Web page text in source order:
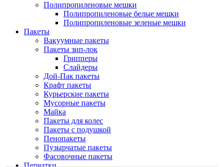
Полипропиленовые мешки
Полипропиленовые белые мешки
Полипропиленовые зеленые мешки
Пакеты
Вакуумные пакеты
Пакеты зип-лок
Грипперы
Слайдеры
Дой-Пак пакеты
Крафт пакеты
Курьерские пакеты
Мусорные пакеты
Майка
Пакеты для колес
Пакеты с подушкой
Пенопакеты
Пузырчатые пакеты
Фасовочные пакеты